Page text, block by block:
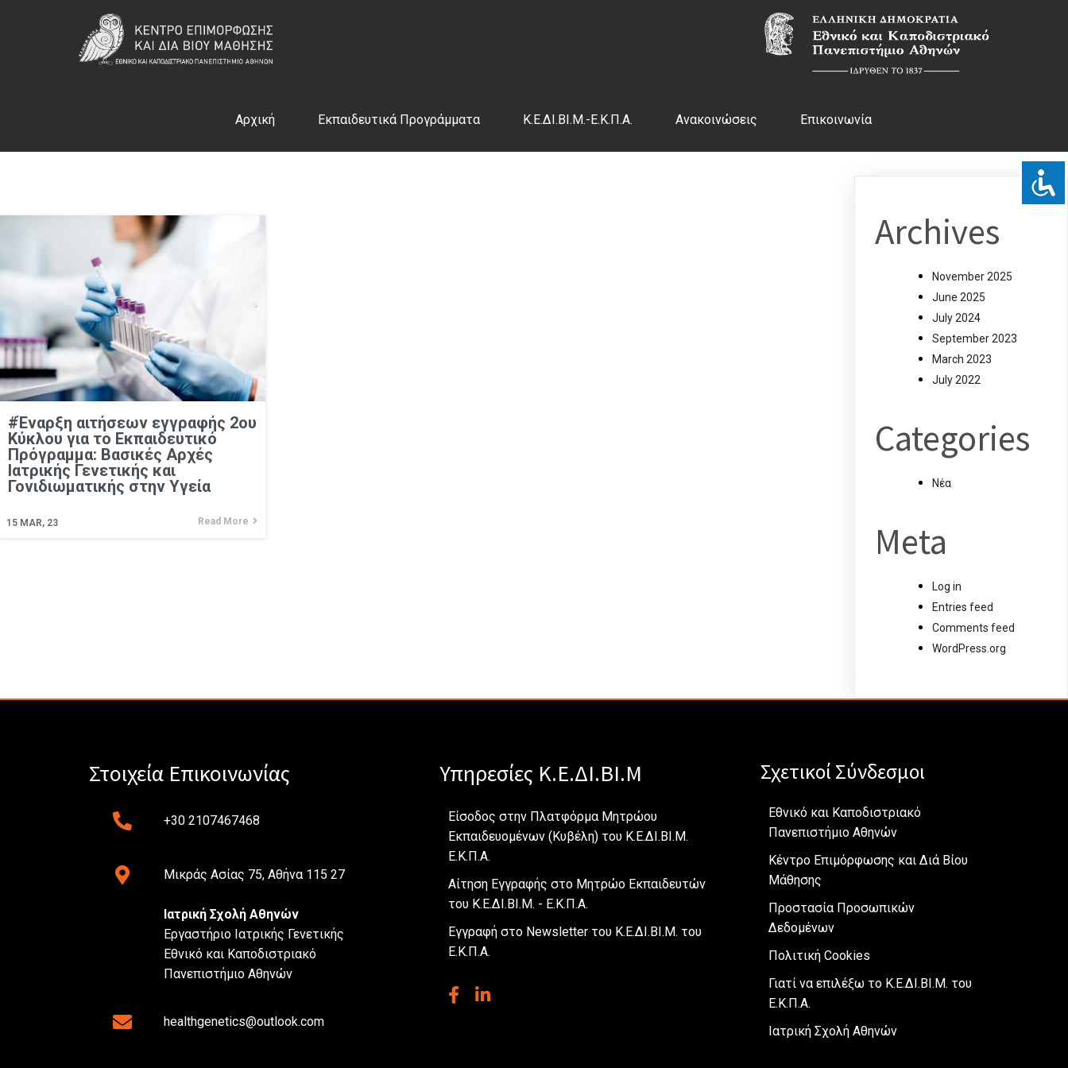
Αρχική Εκπαιδευτικά Προγράμματα Κ.Ε.ΔΙ.ΒΙ.Μ.-Ε.Κ.Π.Α. Ανακοινώσεις Επικοινωνία
#Έναρξη αιτήσεων εγγραφής 2ου
Κύκλου για το Εκπαιδευτικό
Πρόγραμμα: Βασικές Aρχές
Ιατρικής Γενετικής και
Γονιδιωματικής στην Υγεία
15 MAR, 23 Read More
Archives
November 2025
June 2025
July 2024
September 2023
March 2023
July 2022
Categories
Νέα
Meta
Log in
Entries feed
Comments feed
WordPress.org
Στοιχεία Επικοινωνίας
+30 2107467468
Μικράς Ασίας 75, Αθήνα 115 27
Ιατρική Σχολή Αθηνών
Εργαστήριο Ιατρικής Γενετικής
Εθνικό και Καποδιστριακό
Πανεπιστήμιο Αθηνών
healthgenetics@outlook.com
Υπηρεσίες Κ.Ε.ΔΙ.ΒΙ.Μ
Είσοδος στην Πλατφόρμα Μητρώου
Εκπαιδευομένων (Κυβέλη) του Κ.Ε.ΔΙ.ΒΙ.Μ.
Ε.Κ.Π.Α.
Αίτηση Εγγραφής στο Μητρώο Εκπαιδευτών
του Κ.Ε.ΔΙ.ΒΙ.Μ. - Ε.Κ.Π.Α.
Εγγραφή στο Newsletter του Κ.Ε.ΔΙ.ΒΙ.Μ. του
Ε.Κ.Π.Α.
Σχετικοί Σύνδεσμοι
Εθνικό και Καποδιστριακό
Πανεπιστήμιο Αθηνών
Κέντρο Επιμόρφωσης και Διά Βίου
Μάθησης
Προστασία Προσωπικών
Δεδομένων
Πολιτική Cookies
Γιατί να επιλέξω το Κ.Ε.ΔΙ.ΒΙ.Μ. του
Ε.Κ.Π.Α.
Ιατρική Σχολή Αθηνών